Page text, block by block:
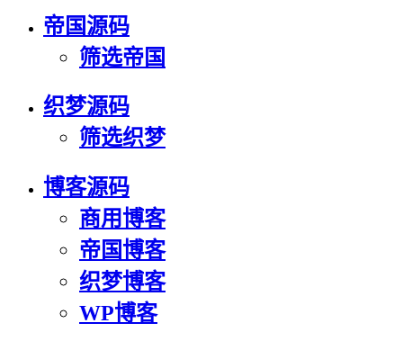
帝国源码
筛选帝国
织梦源码
筛选织梦
博客源码
商用博客
帝国博客
织梦博客
WP博客